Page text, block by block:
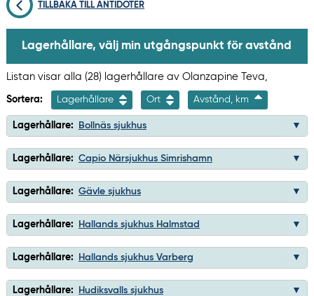
TILLBAKA TILL ANTIDOTER
Lagerhållare, välj min utgångspunkt för avstånd
Listan visar alla (28) lagerhållare av Olanzapine Teva,
Sortera: Lagerhållare Ort Avstånd, km
Lagerhållare: Bollnäs sjukhus
Lagerhållare: Capio Närsjukhus Simrishamn
Lagerhållare: Gävle sjukhus
Lagerhållare: Hallands sjukhus Halmstad
Lagerhållare: Hallands sjukhus Varberg
Lagerhållare: Hudiksvalls sjukhus